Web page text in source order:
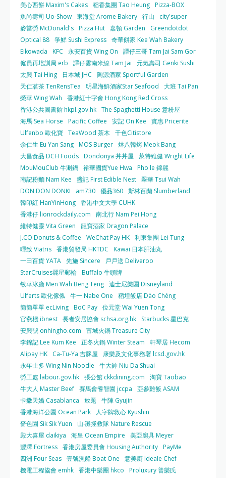
美心西餅 Maxim's Cakes 稻香集團 Tao Heung Pizza-BOX
魚尚壽司 Uo-Show 東海堂 Arome Bakery 行山
city'super
麥當勞 McDonald's Pizza Hut 嘉頓 Garden
Greendotdot
Optical 88 爭鮮 Sushi Express 奇華餅家 Kee Wah Bakery
Eikowada
KFC 永安百貨 Wing On
譚仔三哥 Tam Jai Sam Gor
僱員再培訓局 erb
譚仔雲南米線 Tam Jai
元氣壽司 Genki Sushi
太興 Tai Hing
日本城 JHC
陶源酒家 Sportful Garden
天仁茗茶 TenRensTea
明星海鮮酒家Star Seafood
大班 Tai Pan
榮華 Wing Wah
香港紅十字會 Hong Kong Red Cross
香港公共圖書館 hkpl.gov.hk The Spaghetti House 意粉屋
海馬 Sea Horse
Pacific Coffee 安記 On Kee
實惠 Pricerite
Ulfenbo 歐化寶 TeaWood 茶木 千色Citistore
余仁生 Eu Yan Sang MOS Burger 炑八韓烤 Meok Bang
大昌食品 DCH Foods Dondonya 丼丼屋
萊特維健 Wright Life
MouMouClub 牛涮鍋 裕華國貨Yue Hwa
Pho le 錦麗
南記粉麵 Nam Kee
盞記 First Edible Nest 翠華 Tsui Wah
DON DON DONKI
am730 優品360 斯林百蘭 Slumberland
韓印紅 HanYinHong 香港中文大學 CUHK
香港仔 lionrockdaily.com
南北行 Nam Pei Hong
維特健靈 Vita Green
龍寶酒家 Dragon Palace
J.CO Donuts & Coffee
WeChat Pay HK 利東集團 Lei Tung
暉致 Viatris 香港貿發局 HKTDC
Kawai 日本肝油丸
一田百貨 YATA 先施 Sincere
戶戶送 Deliveroo
StarCruises麗星郵輪 Buffalo 牛頭牌
敏華冰廳 Men Wah Beng Teng 迪士尼樂園 Disneyland
Ulferts 歐化傢俬 牛一 Nabe One
稻埕飯店 Dào Chéng
簡簡單單 ecLiving BoC Pay 位元堂 Wai Yuen Tong
官燕棧 ibnest 長者安居協會 schsa.org.hk
Starbucks 星巴克
安興號 onhingho.com
富城火鍋 Treasure City
李錦記 Lee Kum Kee
正冬火鍋 Winter Steam
軒琴居 Hecom
Alipay HK
Ca-Tu-Ya 吉豚屋
康樂及文化事務署 lcsd.gov.hk
永年士多 Wing Nin Noodle
牛大帥 Niu Da Shuai
勞工處 labour.gov.hk 張公館 ckkdining.com
淘寶 Taobao
牛大人 Master Beef 賽馬會耆智園 jccpa
亞參雞飯 ASAM
卡撒天嬌 Casablanca
放題
牛陣 Gyujin
香港海洋公園 Ocean Park
人字牌救心 Kyushin
嗇色園 Sik Sik Yuen
山‧灘拯救隊 Nature Rescue
殿大喜屋 daikiya
海皇 Ocean Empire
美亞廚具 Meyer
豐澤 Fortress 香港房屋委員會 Housing Authority PayMe
四洲 Four Seas 壹號漁船 Boat One
意美廚 Ideale Chef
機電工程協會 emhk 香港中樂團 hkco
Proluxury 普樂氏